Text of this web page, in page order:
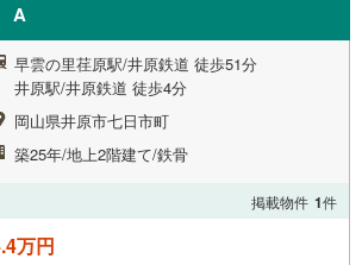
A
早雲の里荏原駅/井原鉄道 徒歩51分
井原駅/井原鉄道 徒歩4分
岡山県井原市七日市町
築25年/地上2階建て/鉄骨
掲載物件 1件
万円